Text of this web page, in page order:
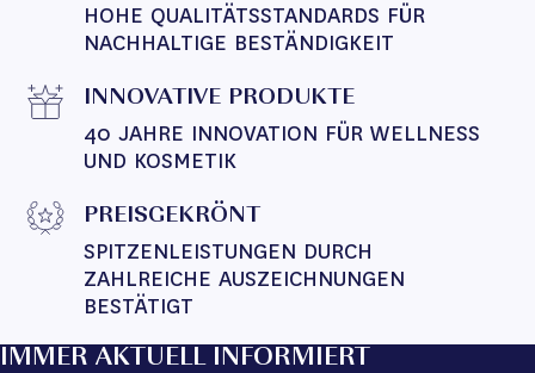
HOHE QUALITÄTSSTANDARDS FÜR
NACHHALTIGE BESTÄNDIGKEIT
INNOVATIVE PRODUKTE
40 JAHRE INNOVATION FÜR WELLNESS
UND KOSMETIK
PREISGEKRÖNT
SPITZENLEISTUNGEN DURCH
ZAHLREICHE AUSZEICHNUNGEN
BESTÄTIGT
IMMER AKTUELL INFORMIERT